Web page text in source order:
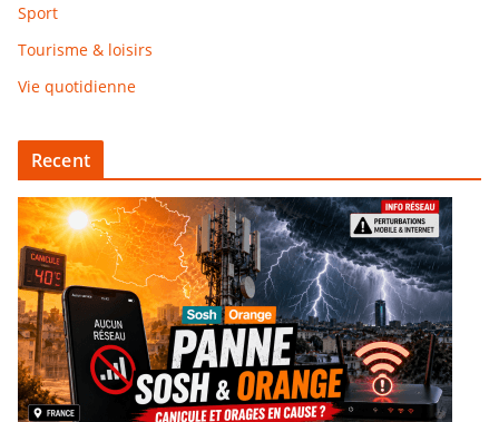
Sport
Tourisme & loisirs
Vie quotidienne
Recent